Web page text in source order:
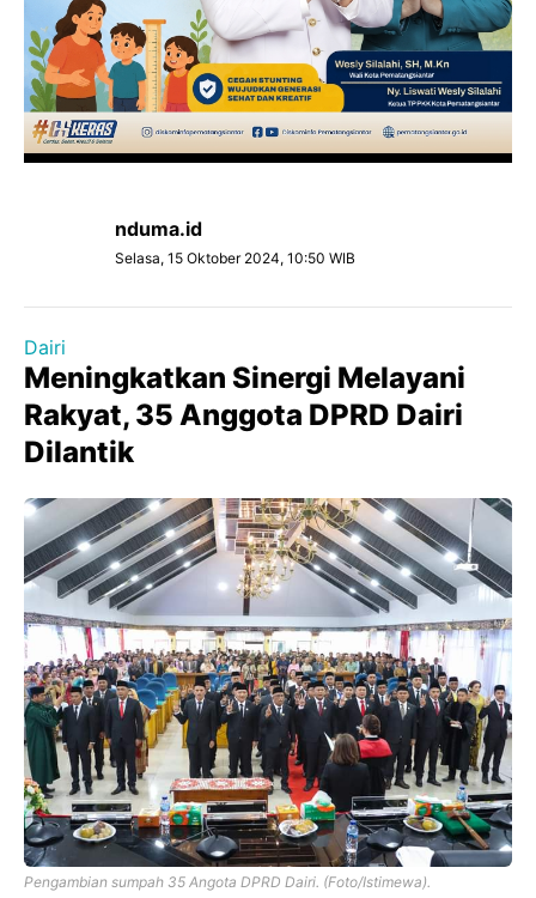
nduma.id
Selasa, 15 Oktober 2024, 10:50 WIB
Dairi
Meningkatkan Sinergi Melayani
Rakyat, 35 Anggota DPRD Dairi
Dilantik
Pengambian sumpah 35 Angota DPRD Dairi. (Foto/Istimewa).